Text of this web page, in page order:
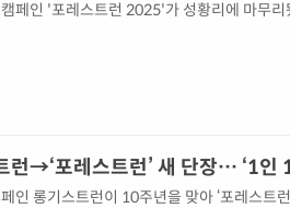
페인 '포레스트런 2025'가 성황리에 마무
→‘포레스트런’ 새 단장… ‘1인
인 롱기스트런이 10주년을 맞아 ‘포레스트